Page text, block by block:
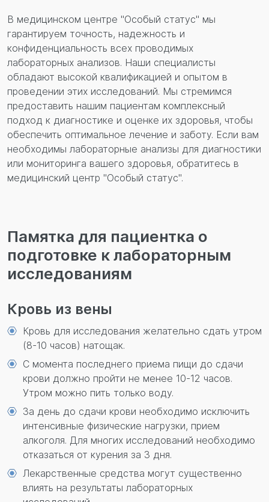
В медицинском центре "Особый статус" мы
гарантируем точность, надежность и
конфиденциальность всех проводимых
лабораторных анализов. Наши специалисты
обладают высокой квалификацией и опытом в
проведении этих исследований. Мы стремимся
предоставить нашим пациентам комплексный
подход к диагностике и оценке их здоровья, чтобы
обеспечить оптимальное лечение и заботу. Если вам
необходимы лабораторные анализы для диагностики
или мониторинга вашего здоровья, обратитесь в
медицинский центр "Особый статус".
Памятка для пациентка о
подготовке к лабораторным
исследованиям
Кровь из вены
Кровь для исследования желательно сдать утром
(8-10 часов) натощак.
С момента последнего приема пищи до сдачи
крови должно пройти не менее 10-12 часов.
Утром можно пить только воду.
За день до сдачи крови необходимо исключить
интенсивные физические нагрузки, прием
алкоголя. Для многих исследований необходимо
отказаться от курения за 3 дня.
Лекарственные средства могут существенно
влиять на результаты лабораторных